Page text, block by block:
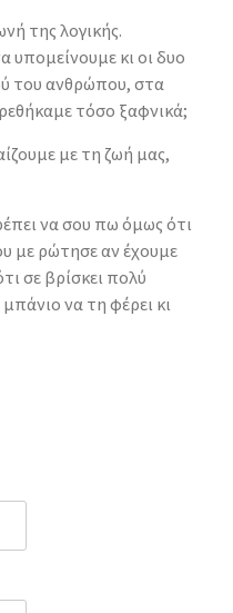
της λογικής.
υπομείνουμε κι οι δυο
του ανθρώπου, στα
τόσο ξαφνικά;
με τη ζωή μας,
να σου πω όμως ότι
με ρώτησε αν έχουμε
σε βρίσκει πολύ
να τη φέρει κι